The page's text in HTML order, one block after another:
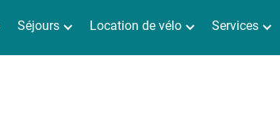
Séjours Location de vélo Services